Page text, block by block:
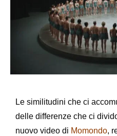
Le similitudini che ci
delle differenze che ci
nuovo video di Momondo,